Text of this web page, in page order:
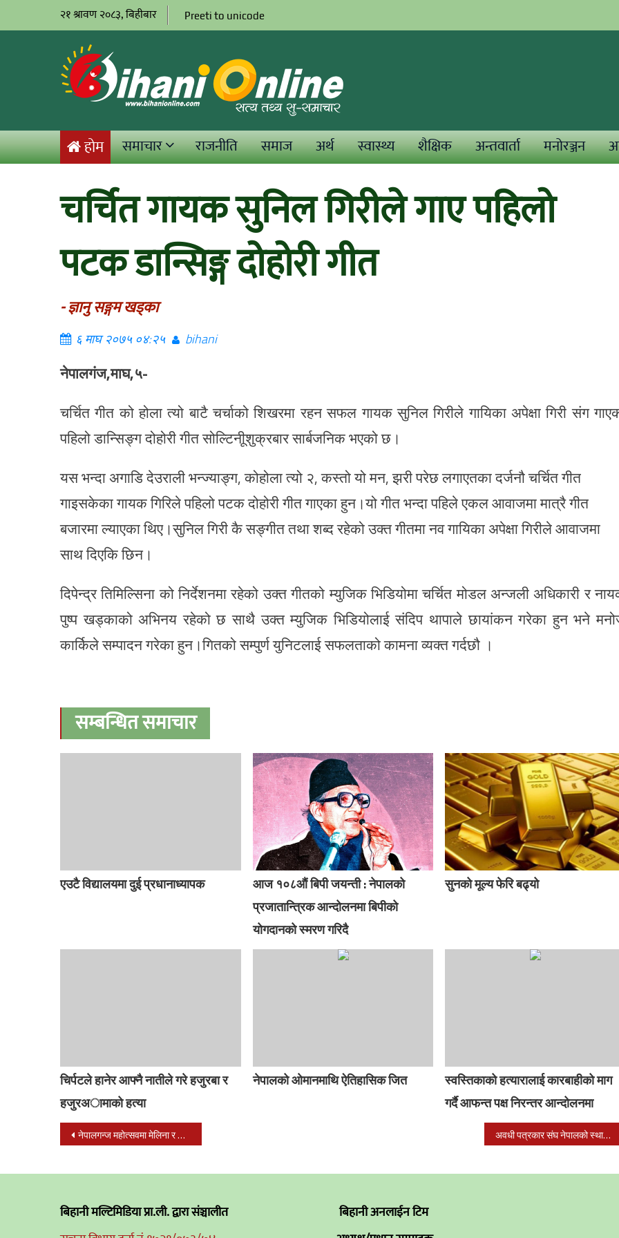
२१ श्रावण २०८३, बिहीबार Preeti to unicode
होम समाचार राजनीति समाज अर्थ स्वास्थ्य शैक्षिक अन्तवार्ता मनोरञ्जन
चर्चित गायक सुनिल गिरीले गाए पहिलो
पटक डान्सिङ्ग दोहोरी गीत
- ज्ञानु सङ्गम खड्का
६ माघ २०७५ ०४:२५ bihani
नेपालगंज,माघ,५-
चर्चित गीत को होला त्यो बाटै चर्चाको शिखरमा रहन सफल गायक सुनिल गिरीले गायिका अपेक्षा गिरी संग
पहिलो डान्सिङ्ग दोहोरी गीत सोल्टिनीूशुक्रबार सार्बजनिक भएको छ।
यस भन्दा अगाडि देउराली भन्ज्याङ्ग, कोहोला त्यो २, कस्तो यो मन, झरी परेछ लगाएतका दर्जनौ चर्चित गीत
गाइसकेका गायक गिरिले पहिलो पटक दोहोरी गीत गाएका हुन।यो गीत भन्दा पहिले एकल आवाजमा मात्रै गीत
बजारमा ल्याएका थिए।सुनिल गिरी कै सङ्गीत तथा शब्द रहेको उक्त गीतमा नव गायिका अपेक्षा गिरीले आवाजमा
साथ दिएकि छिन।
दिपेन्द्र तिमिल्सिना को निर्देशनमा रहेको उक्त गीतको म्युजिक भिडियोमा चर्चित मोडल अन्जली अधिकारी र
पुष्प खड्काको अभिनय रहेको छ साथै उक्त म्युजिक भिडियोलाई संदिप थापाले छायांकन गरेका हुन भने
कार्किले सम्पादन गरेका हुन।गितको सम्पुर्ण युनिटलाई सफलताको कामना व्यक्त गर्दछौ ।
सम्बन्धित समाचार
एउटै विद्यालयमा दुई प्रधानाध्यापक
आज १०८औं बिपी जयन्ती : नेपालको
प्रजातान्त्रिक आन्दोलनमा बिपीको
योगदानको स्मरण गरिदै
सुनको मूल्य फेरि बढ्यो
चिर्पटले हानेर आफ्नै नातीले गरे हजुरबा र
हजुरअामाको हत्या
नेपालको ओमानमाथि ऐतिहासिक जित
स्वस्तिकाको हत्यारालाई कारबाहीको माग
गर्दै आफन्त पक्ष निरन्तर आन्दोलनमा
Post
नेपालगन्ज महोत्सवमा मेलिना र चक्रको प्रस्तुती हेर्न ओर्लिए अत्याधिक दर्शक अवधी पत्रकार संघ नेपालको स्थापना दिवस तथा साधारणसभा सम्पन्न
बिहानी मल्टिमिडिया प्रा.ली. द्वारा संञ्चालीत
बिहानी अनलाईन टिम